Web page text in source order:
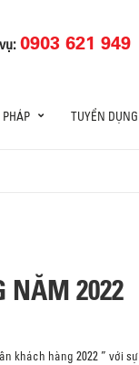
0903 621 949
TUYỂN DỤNG
NĂM 2022
khách hàng 2022 ” với sự